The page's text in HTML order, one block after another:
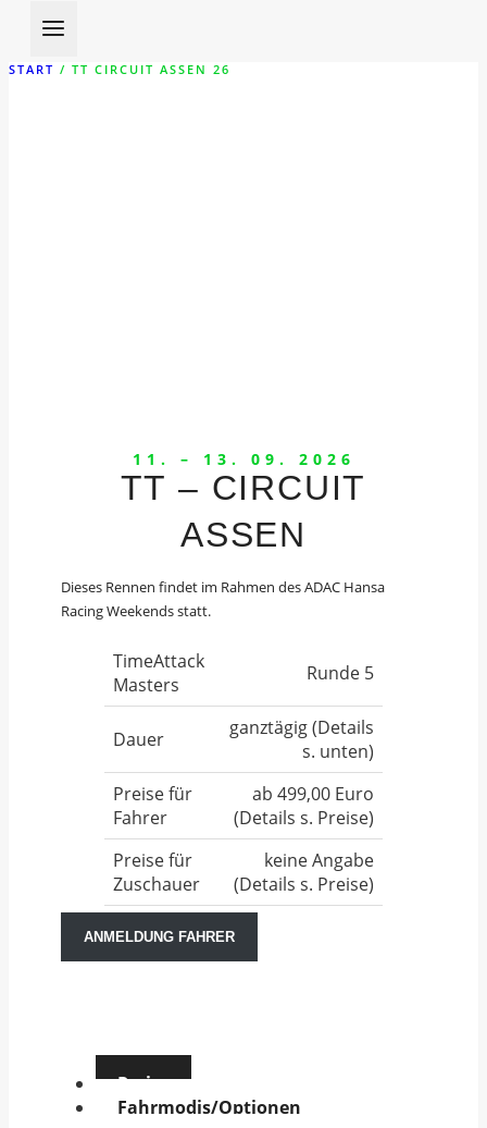
START / TT CIRCUIT ASSEN 26
11. – 13. 09. 2026
TT – CIRCUIT
ASSEN
Dieses Rennen findet im Rahmen des ADAC Hansa
Racing Weekends statt.
TimeAttack
Masters
Runde 5
Dauer
ganztägig (Details
s. unten)
Preise für
Fahrer
ab 499,00 Euro
(Details s. Preise)
Preise für
Zuschauer
keine Angabe
(Details s. Preise)
ANMELDUNG FAHRER
Preise
Fahrmodis/Optionen